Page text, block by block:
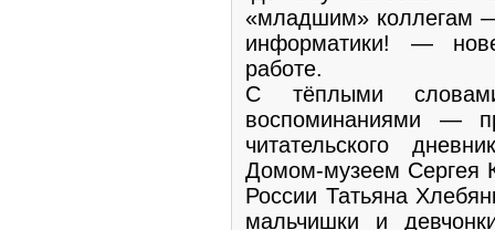
«младшим» коллегам
информатики! —
работе.
С тёплыми
воспоминаниями —
читательского
Домом-музеем Сергея
России Татьяна
мальчишки и